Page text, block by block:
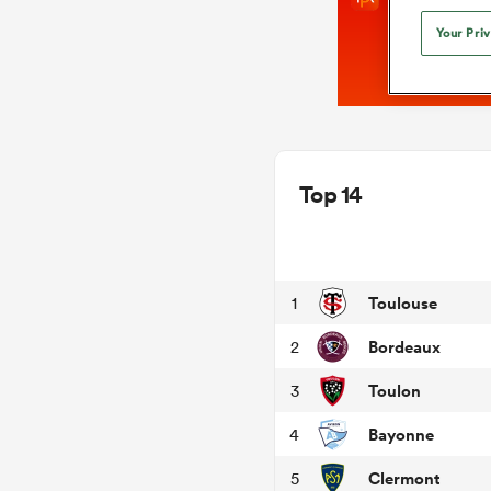
Top 14
1 Toulouse
2 Bordeaux
3 Toulon
4 Bayonne
5 Clermont
Your